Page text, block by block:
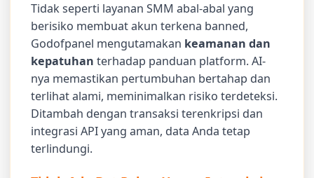
Tidak seperti layanan SMM abal-abal yang
berisiko membuat akun terkena banned,
Godofpanel mengutamakan keamanan dan
kepatuhan terhadap panduan platform. AI-
nya memastikan pertumbuhan bertahap dan
terlihat alami, meminimalkan risiko terdeteksi.
Ditambah dengan transaksi terenkripsi dan
integrasi API yang aman, data Anda tetap
terlindungi.